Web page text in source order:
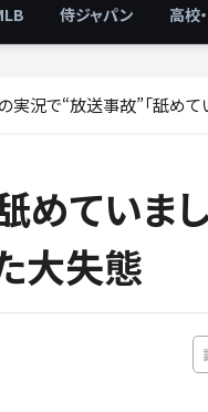
侍ジャパン 高校
で“放送事故”「舐めていました」 頭が真
めていま
大失態